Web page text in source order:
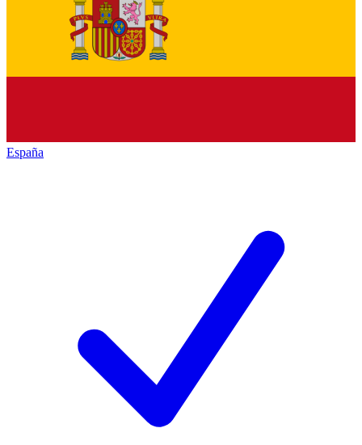
España